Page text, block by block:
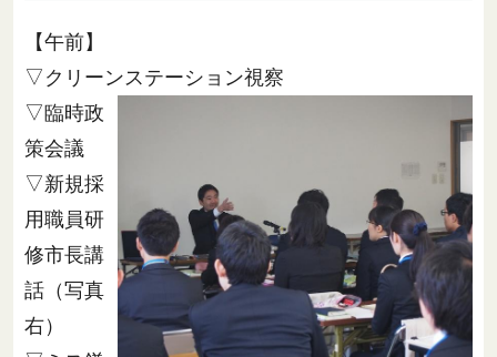
【午前】
▽クリーンステーション視察
▽臨時政
策会議
▽新規採
用職員研
修市長講
話（写真
右）